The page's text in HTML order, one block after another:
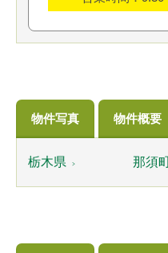
物件写真 物件概要
栃木県 那須